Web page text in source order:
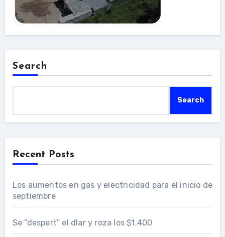
Search
Search
Recent Posts
Los aumentos en gas y electricidad para el inicio de
septiembre
Se “despert” el dlar y roza los $1.400